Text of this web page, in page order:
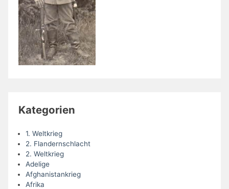
Kategorien
1. Weltkrieg
2. Flandernschlacht
2. Weltkrieg
Adelige
Afghanistankrieg
Afrika